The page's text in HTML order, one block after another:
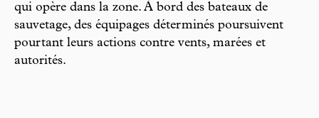
qui opère dans la zone. À bord des bateaux de
sauvetage, des équipages déterminés poursuivent
pourtant leurs actions contre vents, marées et
autorités.